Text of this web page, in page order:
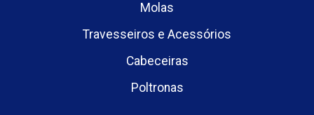
Molas
Travesseiros e Acessórios
Cabeceiras
Poltronas